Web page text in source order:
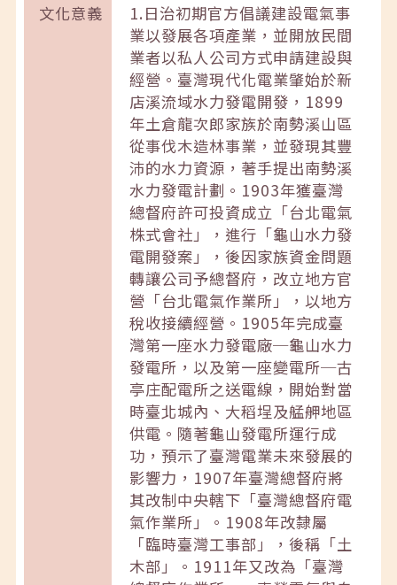
文化意義
1.日治初期官方倡議建設電氣事
業以發展各項產業，並開放民間
業者以私人公司方式申請建設與
經營。臺灣現代化電業肇始於新
店溪流域水力發電開發，1899
年土倉龍次郎家族於南勢溪山區
從事伐木造林事業，並發現其豐
沛的水力資源，著手提出南勢溪
水力發電計劃。1903年獲臺灣
總督府許可投資成立「台北電氣
株式會社」，進行「龜山水力發
電開發案」，後因家族資金問題
轉讓公司予總督府，改立地方官
營「台北電氣作業所」，以地方
稅收接續經營。1905年完成臺
灣第一座水力發電廠─龜山水力
發電所，以及第一座變電所─古
亭庄配電所之送電線，開始對當
時臺北城內、大稻埕及艋舺地區
供電。隨著龜山發電所運行成
功，預示了臺灣電業未來發展的
影響力，1907年臺灣總督府將
其改制中央轄下「臺灣總督府電
氣作業所」。1908年改隸屬
「臨時臺灣工事部」，後稱「土
木部」。1911年又改為「臺灣